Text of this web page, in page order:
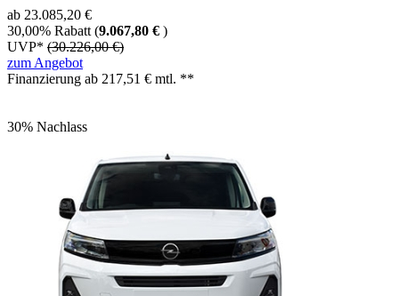
ab 23.085,20 €
30,00% Rabatt (9.067,80 € )
UVP* (30.226,00 €)
zum Angebot
Finanzierung ab 217,51 € mtl. **
30% Nachlass